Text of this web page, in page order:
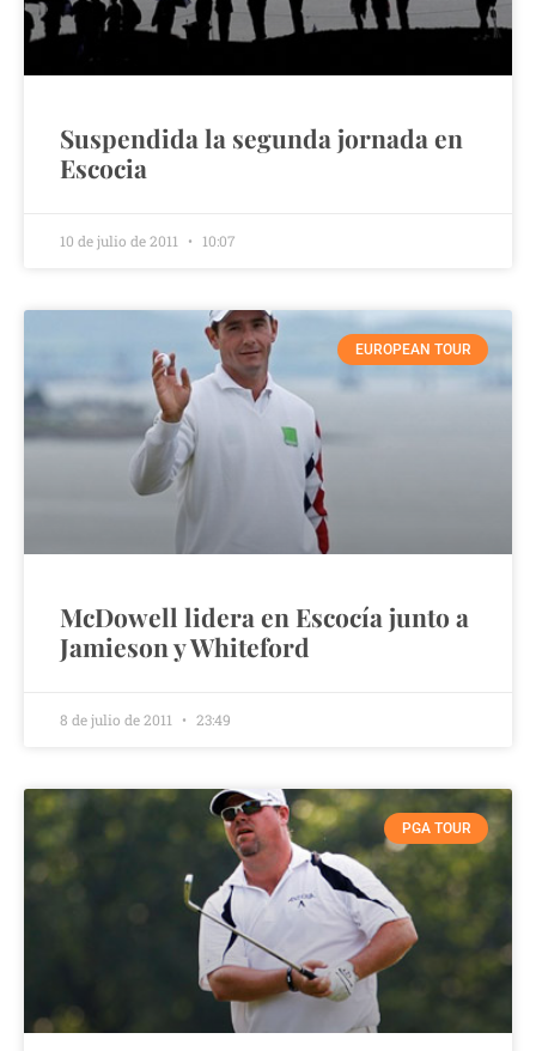
Suspendida la segunda jornada en
Escocia
10 de julio de 2011 10:07
EUROPEAN TOUR
McDowell lidera en Escocía junto a
Jamieson y Whiteford
8 de julio de 2011 23:49
PGA TOUR